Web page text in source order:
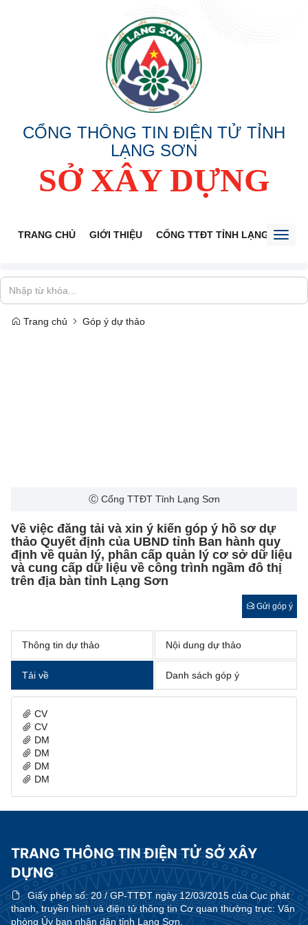
CỔNG THÔNG TIN ĐIỆN TỬ TỈNH
LẠNG SƠN
SỞ XÂY DỰNG
TRANG CHỦ GIỚI THIỆU CỔNG TTĐT TỈNH LẠNG SƠN
Trang chủ Góp ý dự thảo
Ⓒ Cổng TTĐT Tỉnh Lạng Sơn
Về việc đăng tải và xin ý kiến góp ý hồ sơ dự
thảo Quyết định của UBND tỉnh Ban hành quy
định về quản lý, phân cấp quản lý cơ sở dữ liệu
và cung cấp dữ liệu về công trình ngầm đô thị
trên địa bàn tỉnh Lạng Sơn
Thông tin dự thảo Nội dung dự thảo
Tải về Danh sách góp ý
CV
CV
DM
DM
DM
DM
Gửi góp ý
TRANG THÔNG TIN ĐIỆN TỬ SỞ XÂY
DỰNG
Giấy phép số:20 / GP-TTĐT ngày 12/03/2015 của Cục phát
thanh, truyền hình và điện tử thông tin Cơ quan thường trực: Văn
phòng Ủy ban nhân dân tỉnh Lạng Sơn.